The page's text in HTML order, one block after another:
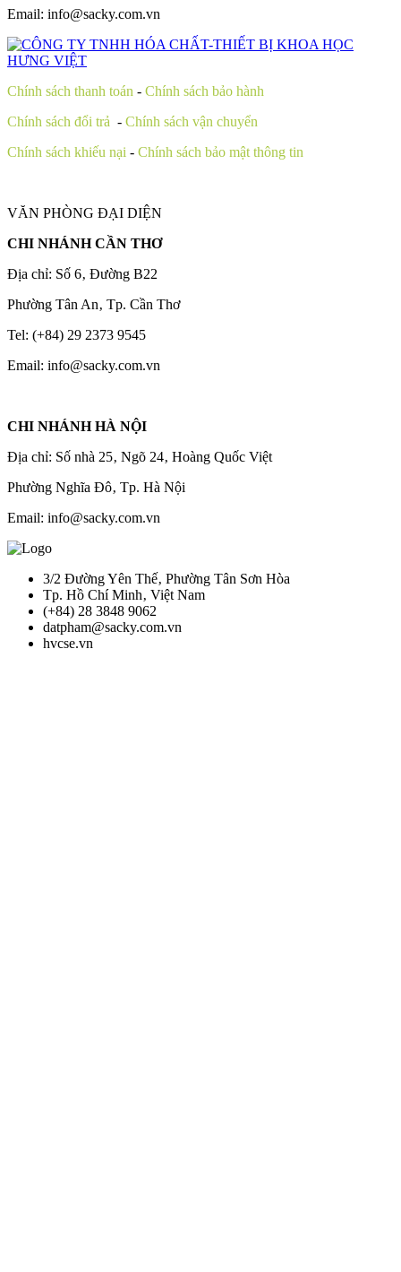
Email: info@sacky.com.vn
Chính sách thanh toán - Chính sách bảo hành
Chính sách đổi trả - Chính sách vận chuyển
Chính sách khiếu nại - Chính sách bảo mật thông tin
VĂN PHÒNG ĐẠI DIỆN
CHI NHÁNH CẦN THƠ
Địa chỉ: Số 6‚ Đường B22
Phường Tân An‚ Tp. Cần Thơ
Tel: (+84) 29 2373 9545
Email: info@sacky.com.vn
CHI NHÁNH HÀ NỘI
Địa chỉ: Số nhà 25‚ Ngõ 24‚ Hoàng Quốc Việt
Phường Nghĩa Đô‚ Tp. Hà Nội
Email: info@sacky.com.vn
3/2 Đường Yên Thế‚ Phường Tân Sơn Hòa
Tp. Hồ Chí Minh‚ Việt Nam
(+84) 28 3848 9062
datpham@sacky.com.vn
hvcse.vn